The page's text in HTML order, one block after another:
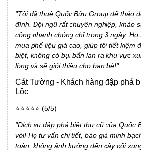
"Tôi đã thuê Quốc Bửu Group để tháo
đình. Đội ngũ rất chuyên nghiệp, khảo
công nhanh chóng chỉ trong 3 ngày. Họ
mua phế liệu giá cao, giúp tôi tiết kiệm
biệt, không có bụi bẩn lan ra khu vực
lòng và sẽ giới thiệu cho bạn bè!"
Cát Tường - Khách hàng đập phá
Lộc
⭐⭐⭐⭐⭐ (5/5)
"Dịch vụ đập phá biệt thự cũ của Quốc
vời! Họ tư vấn chi tiết, báo giá minh
toàn, không ảnh hưởng đến cây cối